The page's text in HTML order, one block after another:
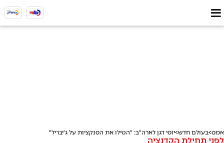
אמס בעולם חדש יוסי דגן לארה"ב: "הטילו את הסנקציות על ג'יבריל"
לפני תחילת הקדנציה